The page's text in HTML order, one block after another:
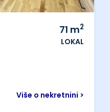
71 m2
LOKAL
Više o nekretnini >